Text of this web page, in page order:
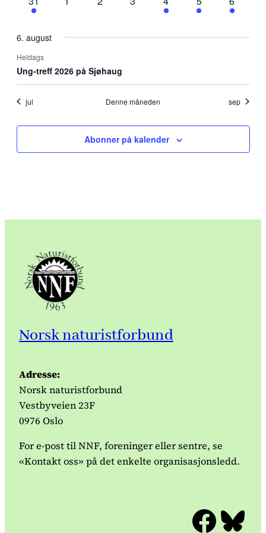
arrangement
arrangementerarrangementarrangementer
6. august
Heldags
Ung-treff 2026 på Sjøhaug
jul Denne måneden sep
Abonner på kalender
Norsk naturistforbund
Adresse:
Norsk naturistforbund
Vestbyveien 23F
0976 Oslo
For e-post til NNF, foreninger eller sentre, se
«Kontakt oss» på det enkelte organisasjonsledd.
Facebook Bluesky